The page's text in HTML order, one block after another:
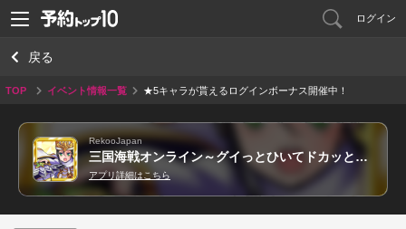
ログイン
戻る
TOP イベント情報一覧 ★5キャラが貰えるログインボーナス開催中！
RekooJapan
三国海戦オンライン～グイっとひいてドカッと撃破～
アプリ詳細はこちら